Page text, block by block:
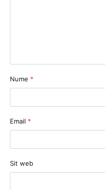
Nume *
Email *
Sit web